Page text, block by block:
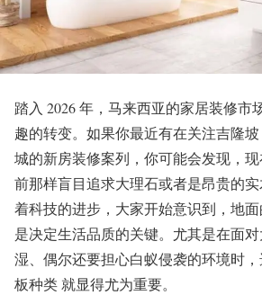
踏入 2026 年，马来西亚的家居装修市
趣的转变。如果你最近有在关注吉隆
城的新房装修案列，你可能会发现，
前那样盲目追求大理石或者是昂贵的
着科技的进步，大家开始意识到，地
是决定生活品质的关键。尤其是在面
湿、偶尔还要担心白蚁侵袭的环境时
板种类 就显得尤为重要。